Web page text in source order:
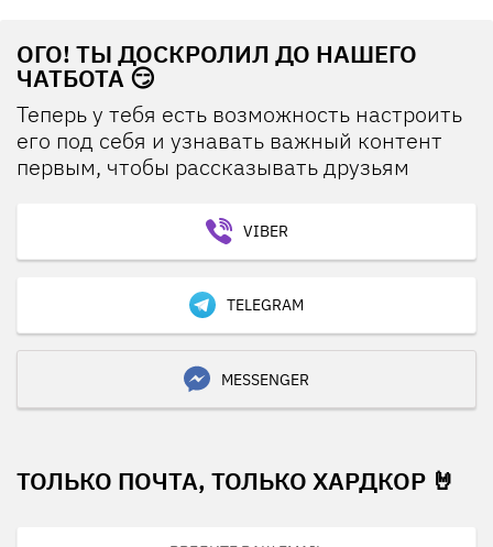
ОГО! ТЫ ДОСКРОЛИЛ ДО НАШЕГО
ЧАТБОТА 😏
Теперь у тебя есть возможность настроить
его под себя и узнавать важный контент
первым, чтобы рассказывать друзьям
VIBER
TELEGRAM
MESSENGER
ТОЛЬКО ПОЧТА, ТОЛЬКО ХАРДКОР 🤘